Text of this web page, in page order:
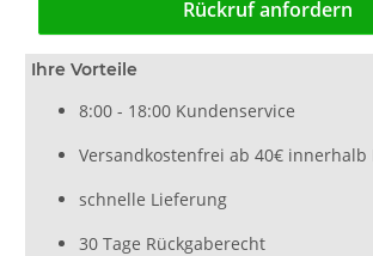
Rückruf anfordern
Ihre Vorteile
8:00 - 18:00 Kundenservice
Versandkostenfrei ab 40€ innerhalb
schnelle Lieferung
30 Tage Rückgaberecht